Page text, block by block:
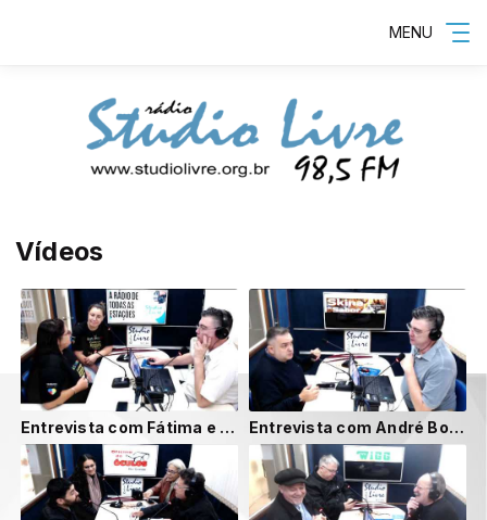
MENU
Vídeos
Entrevista com Fátima e Cibele da Associação TEAmo Entrevista com André Borges da Corsan